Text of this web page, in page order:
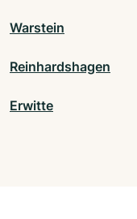
Warstein
Reinhardshagen
Erwitte